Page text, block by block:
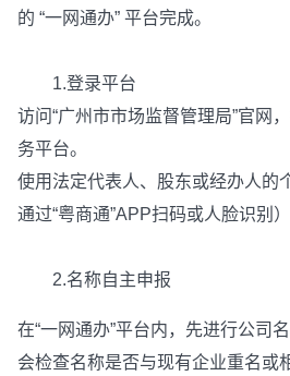
的 “一网通办” 平台完成。
1.登录平台
访问“广州市市场监督管理局”官网
务平台。
使用法定代表人、股东或经办人的
通过“粤商通”APP扫码或人脸识别）
2.名称自主申报
在“一网通办”平台内，先进行公司
会检查名称是否与现有企业重名或